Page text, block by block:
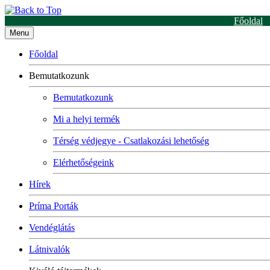
Főoldal
Menu
Főoldal
Bemutatkozunk
Bemutatkozunk
Mi a helyi termék
Térség védjegye - Csatlakozási lehetőség
Elérhetőségeink
Hírek
Príma Porták
Vendéglátás
Látnivalók